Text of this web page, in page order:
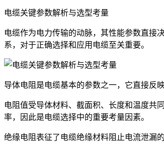
电缆关键参数解析与选型考量
电缆作为电力传输的动脉，其性能参数直接
系，对于正确选择和应用电缆至关重要。
导体电阻是电缆基本的参数之一，它直接反
电阻值受导体材料、截面积、长度和温度共
率，因此是电缆选择中的重要考量因素。
绝缘电阻表征了电缆绝缘材料阻止电流泄漏的